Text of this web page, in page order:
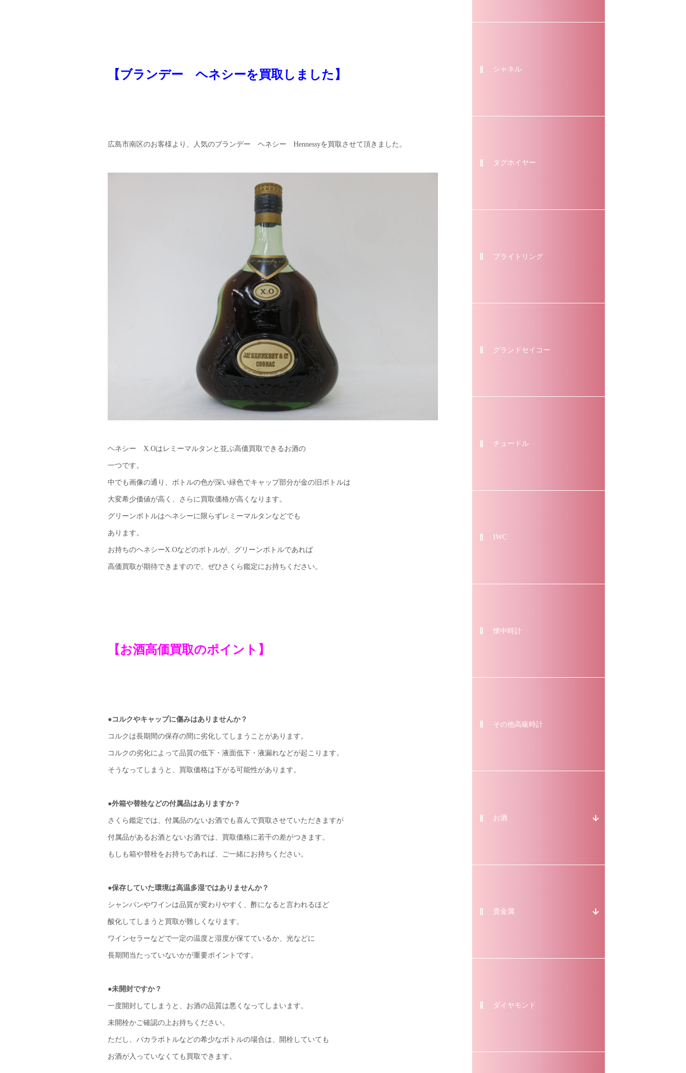
【ブランデー ヘネシーを買取しました】
広島市南区のお客様より、人気のブランデー ヘネシー Hennessyを買取させて頂きました。
ヘネシー X.Oはレミーマルタンと並ぶ高価買取できるお酒の
一つです。
中でも画像の通り、ボトルの色が深い緑色でキャップ部分が金の旧ボトルは
大変希少価値が高く、さらに買取価格が高くなります。
グリーンボトルはヘネシーに限らずレミーマルタンなどでも
あります。
お持ちのヘネシーX.Oなどのボトルが、グリーンボトルであれば
高価買取が期待できますので、ぜひさくら鑑定にお持ちください。
【お酒高価買取のポイント】
●コルクやキャップに傷みはありませんか？
コルクは長期間の保存の間に劣化してしまうことがあります。
コルクの劣化によって品質の低下・液面低下・液漏れなどが起こります。
そうなってしまうと、買取価格は下がる可能性があります。
●外箱や替栓などの付属品はありますか？
さくら鑑定では、付属品のないお酒でも喜んで買取させていただきますが
付属品があるお酒とないお酒では、買取価格に若干の差がつきます。
もしも箱や替栓をお持ちであれば、ご一緒にお持ちください。
●保存していた環境は高温多湿ではありませんか？
シャンパンやワインは品質が変わりやすく、酢になると言われるほど
酸化してしまうと買取が難しくなります。
ワインセラーなどで一定の温度と湿度が保てているか、光などに
長期間当たっていないかが重要ポイントです。
●未開封ですか？
一度開封してしまうと、お酒の品質は悪くなってしまいます。
未開栓かご確認の上お持ちください。
ただし、バカラボトルなどの希少なボトルの場合は、開栓していても
お酒が入っていなくても買取できます。
シャネル
タグホイヤー
ブライトリング
グランドセイコー
チュードル
IWC
懐中時計
その他高級時計
お酒
貴金属
ダイヤモンド